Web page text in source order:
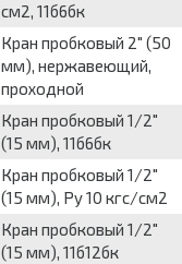
см2, 11б6бк
Кран пробковый 2" (50
мм), нержавеющий,
проходной
Кран пробковый 1/2"
(15 мм), 11б6бк
Кран пробковый 1/2"
(15 мм), Py 10 кгс/см2
Кран пробковый 1/2"
(15 мм), 11б12бк